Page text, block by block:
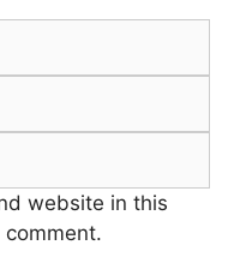
website in this